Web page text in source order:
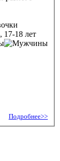
17-18 лет
Подробнее>>